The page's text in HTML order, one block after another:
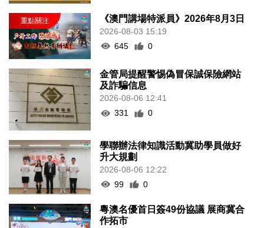
《澳門講場特派員》2026年8月3日
2026-08-03 15:19
645
0
金管局提醒警惕偽冒保誠保險網站
及詐騙信息
2026-08-06 12:41
331
0
學聯辦法律知識活動冀助學員做好
升大規劃
2026-08-06 12:22
99
0
粵澳名優首日簽49份協議 展商冀合
作拓市